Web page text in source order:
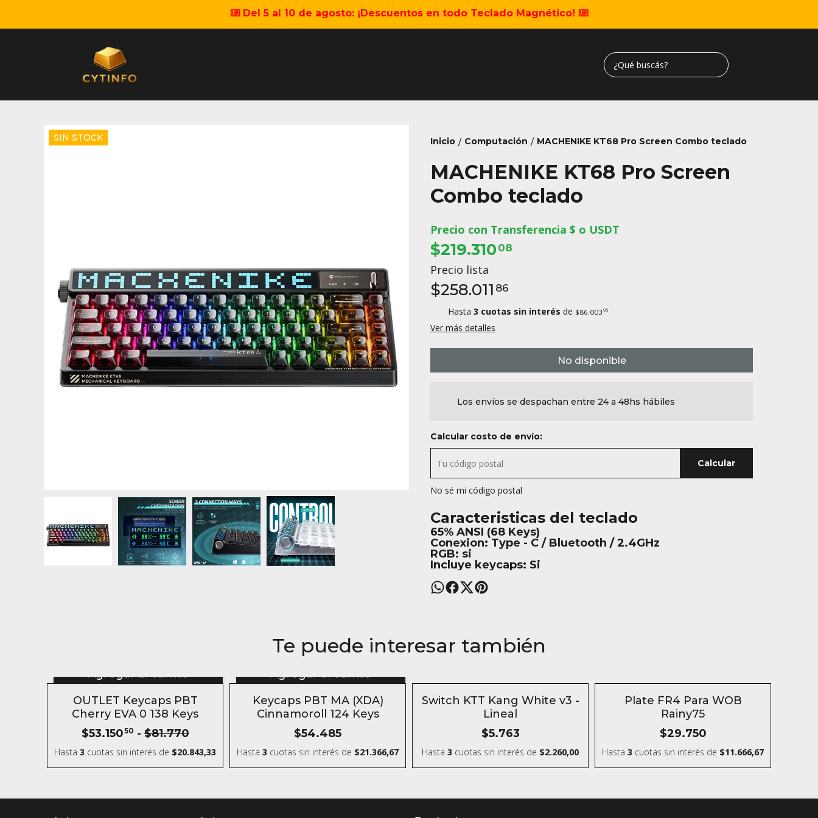
⌨️ Del 5 al 10 de agosto: ¡Descuentos en todo Teclado Magnético! ⌨️
SIN STOCK Inicio / Computación / MACHENIKE KT68 Pro Screen Combo teclado
MACHENIKE KT68 Pro Screen
Combo teclado
Precio con Transferencia $ o USDT
$219.310 08
Precio lista
$258.011 86
Hasta 3 cuotas sin interés de $86.003 95
Ver más detalles
No disponible
Los envíos se despachan entre 24 a 48hs hábiles
Calcular costo de envío:
Calcular
No sé mi código postal
Caracteristicas del teclado
65% ANSI (68 Keys)
Conexion: Type - C / Bluetooth / 2.4GHz
RGB: si
Incluye keycaps: Si
Te puede interesar también
- 35 %
Agregar al carrito
OUTLET Keycaps PBT
Cherry EVA 0 138 Keys
$53.15050 - $81.770
Hasta 3 cuotas sin interés de $20.843,33
Agregar al carrito
Keycaps PBT MA (XDA)
Cinnamoroll 124 Keys
$54.485
Hasta 3 cuotas sin interés de $21.366,67
SIN STOCK
Switch KTT Kang White v3 -
Lineal
$5.763
Hasta 3 cuotas sin interés de $2.260,00
SIN STOCK
Plate FR4 Para WOB
Rainy75
$29.750
Hasta 3 cuotas sin interés de $11.666,67